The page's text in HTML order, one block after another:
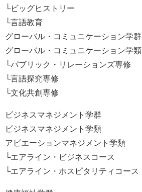
└ビッグヒストリー
└言語教育
グローバル・コミュニケーション学群
グローバル・コミュニケーション学類
└パブリック・リレーションズ専修
└言語探究専修
└文化共創専修
ビジネスマネジメント学群
ビジネスマネジメント学類
アビエーションマネジメント学類
└エアライン・ビジネスコース
└エアライン・ホスピタリティコース